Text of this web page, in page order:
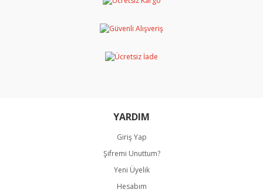
Yorum Yaz
Ürün açıklamasında eksik bilgiler bulunuyor.
Gönder
YARDIM
Giriş Yap
Şifremi Unuttum?
Yeni Üyelik
Hesabım